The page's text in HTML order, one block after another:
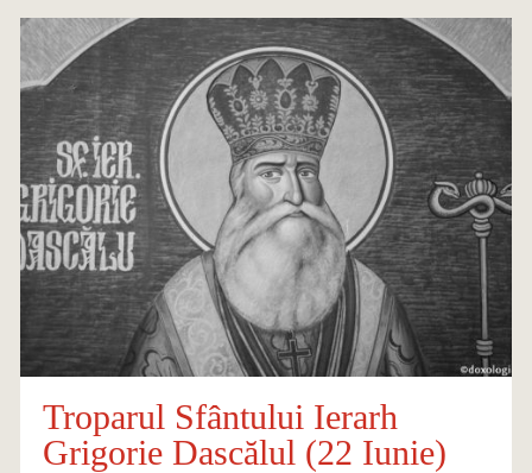
Troparul Sfântului Ierarh
Grigorie Dascălul (22 Iunie)